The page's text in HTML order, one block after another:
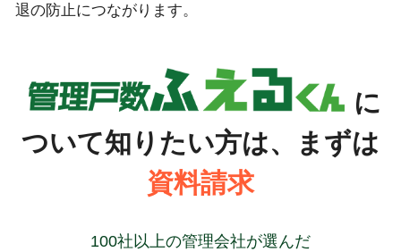
退の防止につながります。
に
ついて知りたい方は、まずは
資料請求
100社以上の管理会社が選んだ